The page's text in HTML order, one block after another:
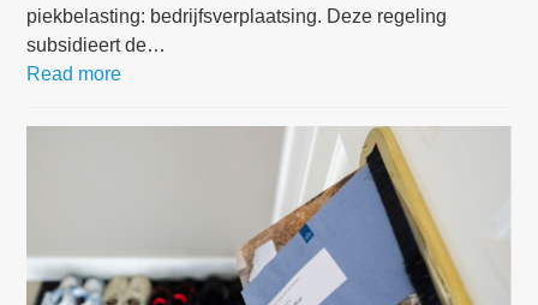
piekbelasting: bedrijfsverplaatsing. Deze regeling
subsidieert de…
Read more